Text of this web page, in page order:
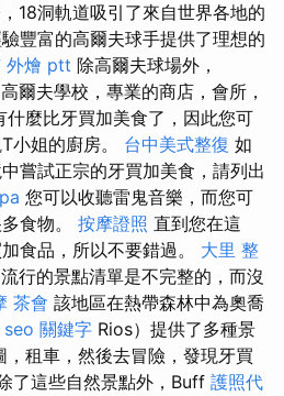
18洞軌道吸引了來自世界各地的
豐富的高爾夫球手提供了理想的
外燴 ptt 除高爾夫球場外，
爾夫學校，專業的商店，會所，
麼比牙買加美食了，因此您可
小姐的廚房。 台中美式整復 如
嘗試正宗的牙買加美食，請列出
您可以收聽雷鬼音樂，而您可
食物。 按摩證照 直到您在這
食品，所以不要錯過。 大里 整
行的景點清單是不完整的，而沒
茶會 該地區在熱帶森林中為奧喬
seo 關鍵字 Rios）提供了多種景
租車，然後去冒險，發現牙買
了這些自然景點外，Buff 護照代